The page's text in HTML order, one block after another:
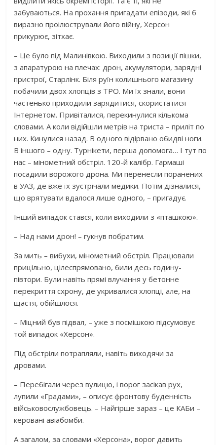
забуваються. На прохання пригадати епізоди, які б
виразно проілюстрували його війну, Херсон
прикурює, зітхає.
– Це було під Малинівкою. Виходили з позиції пішки,
з апаратурою на плечах: дрон, акумулятори, зарядні
пристрої, Старлінк. Біля руїн колишнього магазину
побачили двох хлопців з ТРО. Ми їх знали, вони
частенько приходили зарядитися, скористатися
Інтернетом. Привіталися, перекинулися кількома
словами. А коли відійшли метрів на триста – приліт по
них. Кинулися назад. В одного відірвано обидві ноги.
В іншого – одну. Турнікети, перша допомога… І тут по
нас – мінометний обстріл. 120-й калібр. Гармаші
посадили ворожого дрона. Ми перенесли поранених
в УАЗ, де вже їх зустрічали медики. Потім дізналися,
що врятувати вдалося лише одного, – пригадує.
Інший випадок стався, коли виходили з «пташкою».
– Над нами дрон! – гукнув побратим.
За мить – вибухи, мінометний обстріл. Працювали
прицільно, цілеспрямовано, били десь годину-
півтори. Були навіть прямі влучання у бетонне
перекриття схрону, де укривалися хлопці, але, на
щастя, обійшлося.
– Міцний був підвал, – уже з посмішкою підсумовує
той випадок «Херсон».
Під обстріли потрапляли, навіть виходячи за
дровами.
– Перебігали через вулицю, і ворог засікав рух,
лупили «Градами», – описує фронтову буденність
військовослужбовець. – Найгірше зараз – це КАБи –
керовані авіабомби.
А загалом, за словами «Херсона», ворог давить